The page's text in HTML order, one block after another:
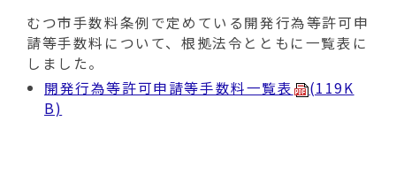
むつ市手数料条例で定めている開発行為等許可申
請等手数料について、根拠法令とともに一覧表に
しました。
開発行為等許可申請等手数料一覧表
(119K
B)